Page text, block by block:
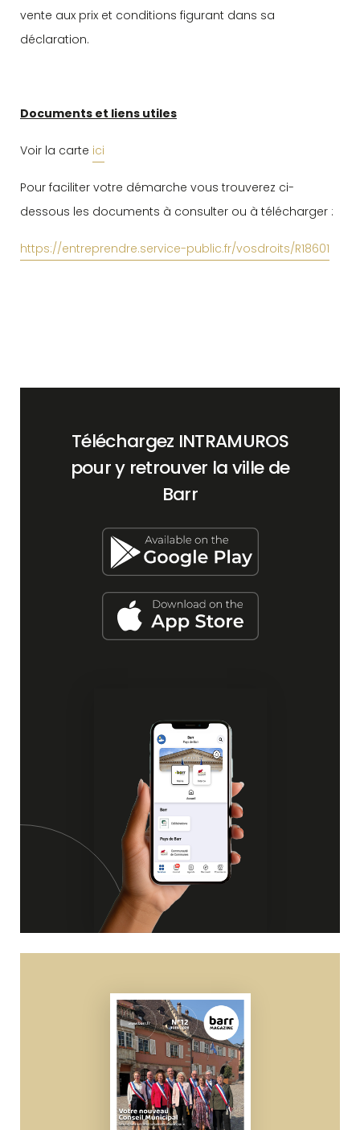
vente aux prix et conditions figurant dans sa
déclaration.
Documents et liens utiles
Voir la carte ici
Pour faciliter votre démarche vous trouverez ci-
dessous les documents à consulter ou à télécharger :
https://entreprendre.service-public.fr/vosdroits/R18601
Téléchargez INTRAMUROS
pour y retrouver la ville de
Barr